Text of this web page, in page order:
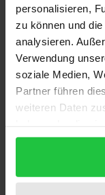
personalisieren,
zu können und
analysieren.
Verwendung
soziale Medien,
Partner führen
weiteren Daten
gesammelt haben.
so darstellen,
Punkten in
Abstands-,
dieser Objekte
Auge für eine
Analyse